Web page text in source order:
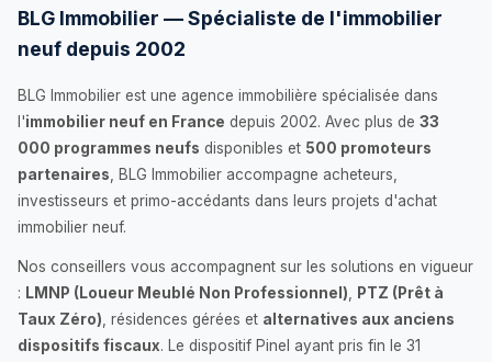
BLG Immobilier — Spécialiste de l'immobilier
neuf depuis 2002
BLG Immobilier est une agence immobilière spécialisée dans
l'immobilier neuf en France depuis 2002. Avec plus de 33
000 programmes neufs disponibles et 500 promoteurs
partenaires , BLG Immobilier accompagne acheteurs,
investisseurs et primo-accédants dans leurs projets d'achat
immobilier neuf.
Nos conseillers vous accompagnent sur les solutions en vigueur
: LMNP (Loueur Meublé Non Professionnel)
PTZ (Prêt à
Taux Zéro) , résidences gérées et alternatives aux anciens
dispositifs fiscaux. Le dispositif Pinel ayant pris fin le 31